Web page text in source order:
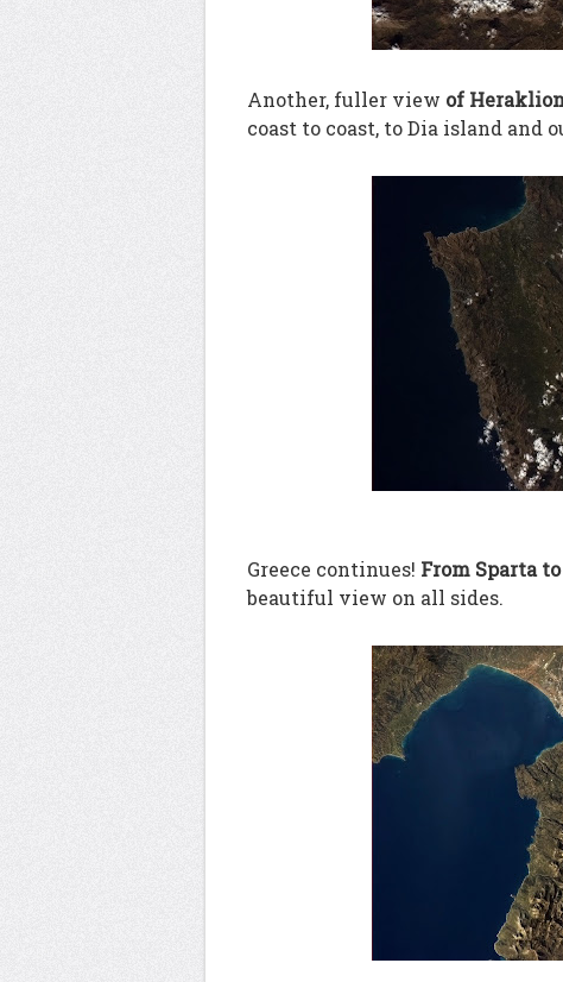
Another, fuller view of
coast to coast, to Dia island and
Greece continues! From Sparta
beautiful view on all sides.